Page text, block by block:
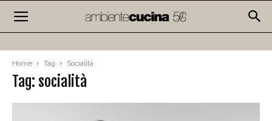
Home Tag Socialità
Tag: socialità